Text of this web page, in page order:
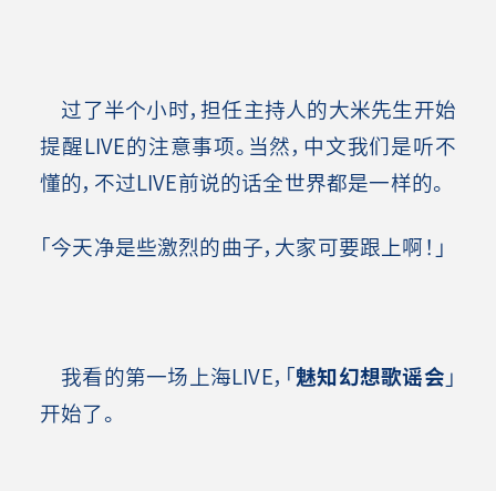
过了半个小时，担任主持人的大米先生开始
提醒LIVE的注意事项。当然，中文我们是听不
懂的，不过LIVE前说的话全世界都是一样的。
「今天净是些激烈的曲子，大家可要跟上啊！」
我看的第一场上海LIVE，「魅知幻想歌谣会 」
开始了。